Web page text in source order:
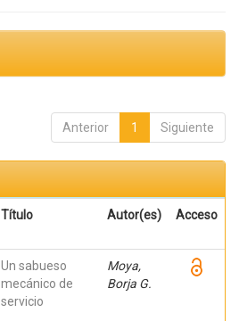
Anterior 1 Siguiente
Título Autor(es) Acceso
Un sabueso
mecánico de
servicio
Moya,
Borja G.